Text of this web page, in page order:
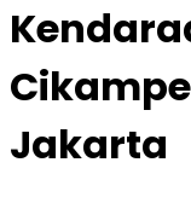
Jakarta